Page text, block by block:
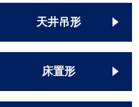
天井吊形
床置形